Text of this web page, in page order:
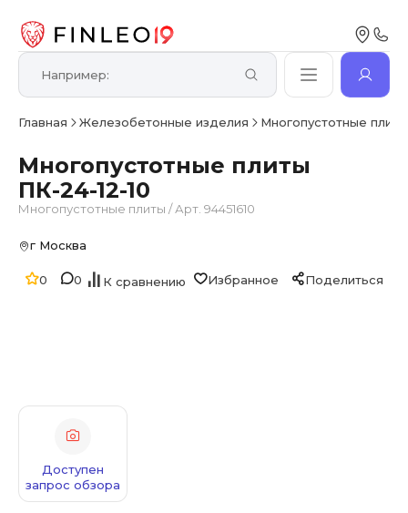
Главная Железобетонные изделия Многопустотные плиты
Многопустотные плиты
ПК-24-12-10
Многопустотные плиты /Арт. 94451610
0 0 К сравнению Избранное Поделиться
г Москва
Доступен
запрос обзора